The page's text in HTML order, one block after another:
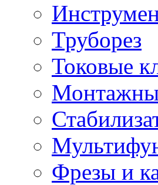
Труборез
Токовые
Фрезы и